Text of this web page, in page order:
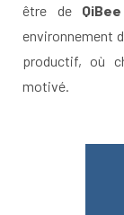
être de QiBee
environnement
productif, où
motivé.